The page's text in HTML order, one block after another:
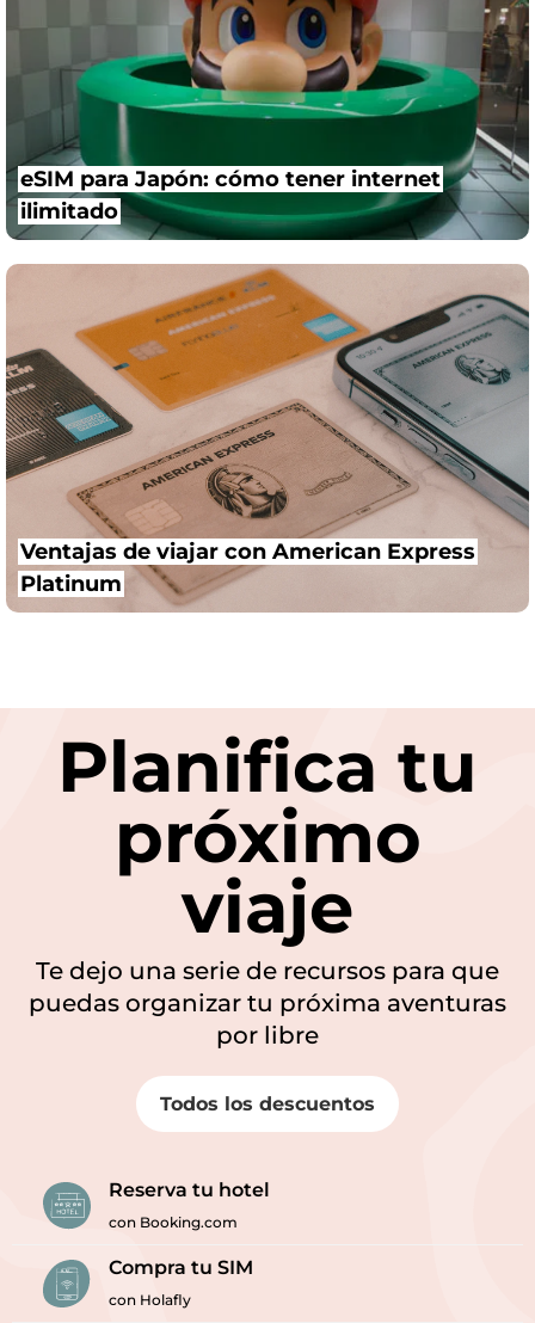
eSIM para Japón: cómo tener internet
ilimitado
Ventajas de viajar con American Express
Platinum
Planifica tu
próximo
viaje
Te dejo una serie de recursos para que
puedas organizar tu próxima aventuras
por libre
Todos los descuentos
Reserva tu hotel
con Booking.com
Compra tu SIM
con Holafly